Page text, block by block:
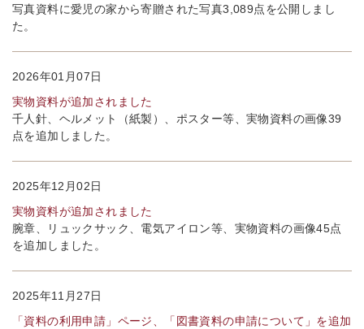
写真資料に愛児の家から寄贈された写真3,089点を公開しまし
た。
2026年01月07日
実物資料が追加されました
千人針、ヘルメット（紙製）、ポスター等、実物資料の画像39
点を追加しました。
2025年12月02日
実物資料が追加されました
腕章、リュックサック、電気アイロン等、実物資料の画像45点
を追加しました。
2025年11月27日
「資料の利用申請」ページ、「図書資料の申請について」を追加